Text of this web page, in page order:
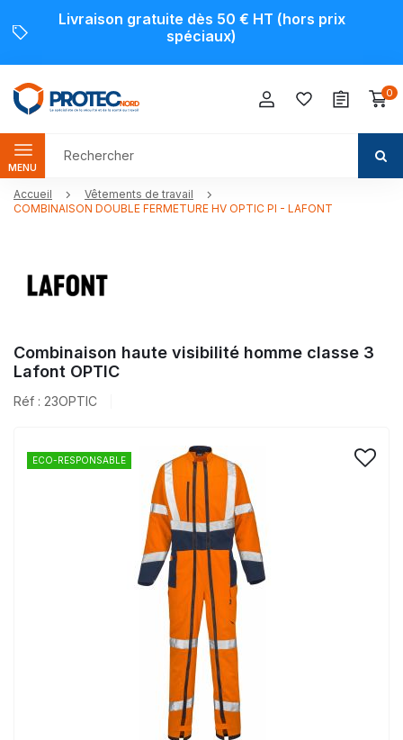
Livraison gratuite dès 50 € HT (hors prix
spéciaux)
0
MENU
Accueil
Vêtements de travail
COMBINAISON DOUBLE FERMETURE HV OPTIC PI - LAFONT
Combinaison haute visibilité homme classe 3
Lafont OPTIC
Réf : 23OPTIC
ECO-RESPONSABLE